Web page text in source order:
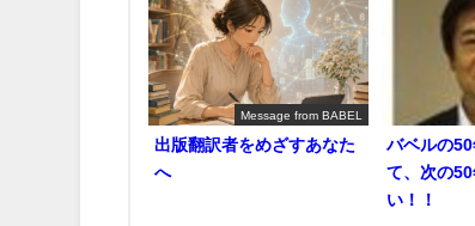
Message from BABEL
出版翻訳者をめざすあなた
へ
バベルの
て、次の
い！！